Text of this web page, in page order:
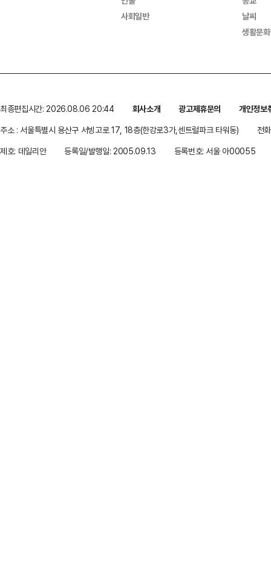
사회일반
날씨
생활문
최종편집시간: 2026.08.06 20:44 회사소개 광고제휴문의
개인정보
주소 : 서울특별시 용산구 서빙고로 17, 18층(한강로3가,센트럴파크 타워동)
전
제호: 데일리안
등록일/발행일: 2005.09.13 등록번호: 서울 아00055